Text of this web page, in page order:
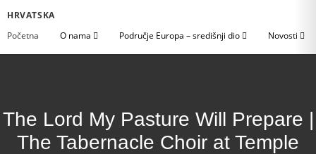
HRVATSKA
Početna
O nama Područje Europa – središnji dio Novosti
The Lord My Pasture Will Prepare |
The Tabernacle Choir at Temple